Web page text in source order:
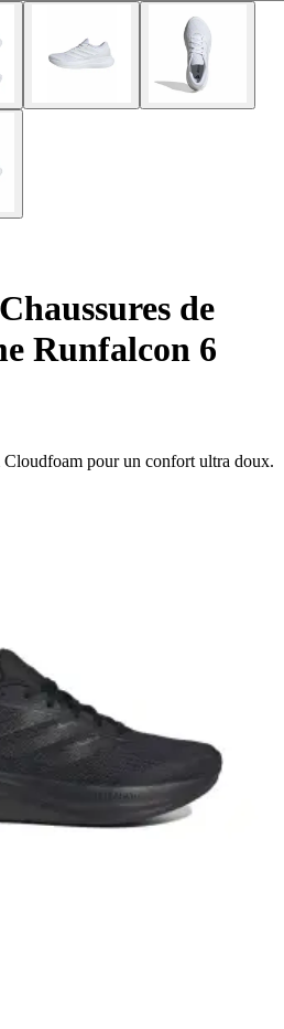
Chaussures de
Runfalcon 6
Cloudfoam pour un confort ultra doux.